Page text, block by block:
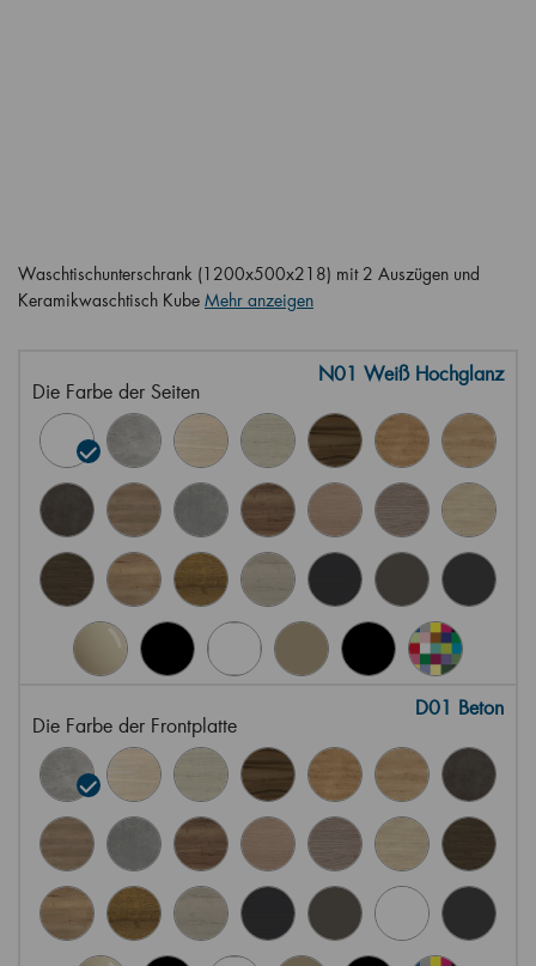
Waschtischunterschrank (1200x500x218) mit 2 Auszügen und
Keramikwaschtisch Kube Mehr anzeigen
Die Farbe der Seiten
N01 Weiß Hochglanz
Die Farbe der Frontplatte
D01 Beton